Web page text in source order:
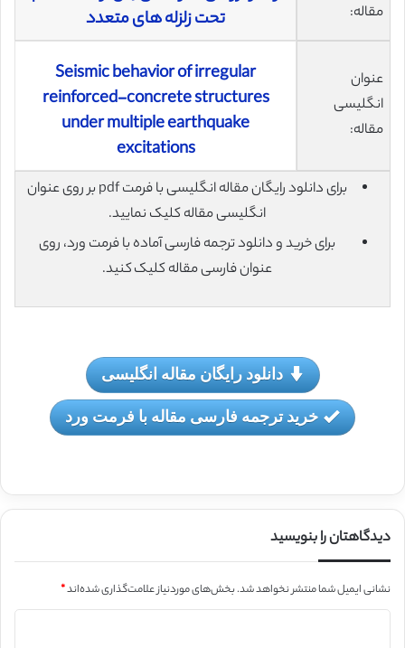
مقاله:
تحت زلزله های متعدد
عنوان
انگلیسی
مقاله:
Seismic behavior of irregular
reinforced-concrete structures
under multiple earthquake
excitations
برای دانلود رایگان مقاله انگلیسی با فرمت pdf بر روی عنوان
انگلیسی مقاله کلیک نمایید.
برای خرید و دانلود ترجمه فارسی آماده با فرمت ورد، روی
عنوان فارسی مقاله کلیک کنید.
دانلود رایگان مقاله انگلیسی
خرید ترجمه فارسی مقاله با فرمت ورد
دیدگاهتان را بنویسید
نشانی ایمیل شما منتشر نخواهد شد.بخش‌های موردنیاز علامت‌گذاری شده‌اند*